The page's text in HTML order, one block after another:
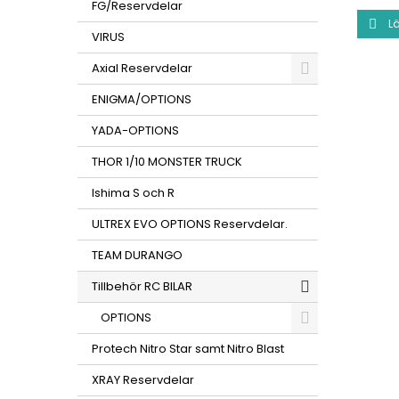
FG/Reservdelar
VIRUS
Axial Reservdelar
ENIGMA/OPTIONS
YADA-OPTIONS
THOR 1/10 MONSTER TRUCK
Ishima S och R
ULTREX EVO OPTIONS Reservdelar.
TEAM DURANGO
Tillbehör RC BILAR
OPTIONS
Protech Nitro Star samt Nitro Blast
XRAY Reservdelar
